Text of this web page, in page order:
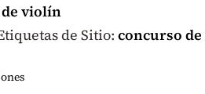
violín
de Sitio:concurso